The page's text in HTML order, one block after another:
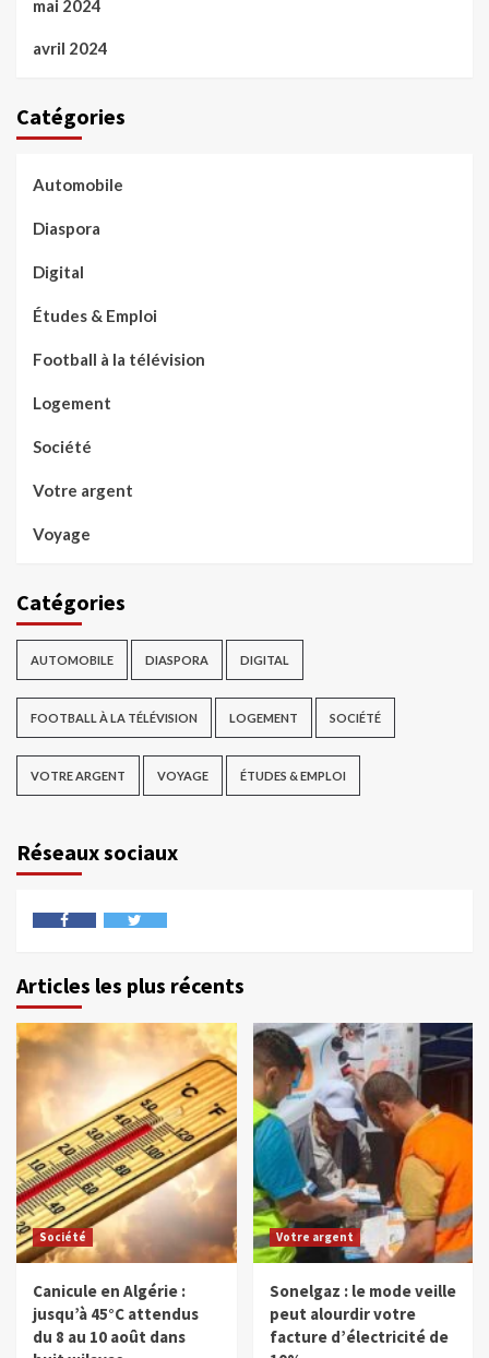
mai 2024
avril 2024
Catégories
Automobile
Diaspora
Digital
Études & Emploi
Football à la télévision
Logement
Société
Votre argent
Voyage
Catégories
AUTOMOBILE DIASPORA DIGITAL
FOOTBALL À LA TÉLÉVISION LOGEMENT SOCIÉTÉ
VOTRE ARGENT VOYAGE ÉTUDES & EMPLOI
Réseaux sociaux
Articles les plus récents
Société
Canicule en Algérie :
jusqu’à 45°C attendus
du 8 au 10 août dans
Votre argent
Sonelgaz : le mode veille
peut alourdir votre
facture d’électricité de